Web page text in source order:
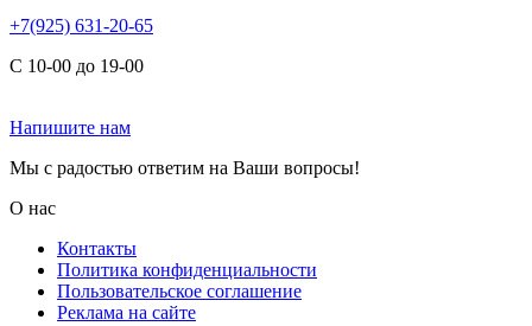
+7(925) 631-20-65
С 10-00 до 19-00
Напишите нам
Мы с радостью ответим на Ваши вопросы!
О нас
Контакты
Политика конфиденциальности
Пользовательское соглашение
Реклама на сайте